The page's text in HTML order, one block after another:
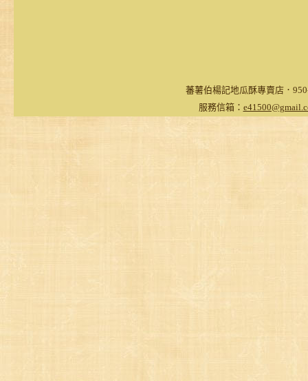
蕃薯伯楊記地瓜酥專賣店．
服務信箱：